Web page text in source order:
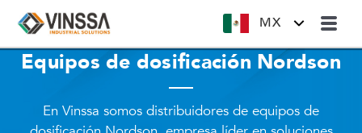
MX
Equipos de dosificación Nordson
En Vinssa somos distribuidores de equipos de